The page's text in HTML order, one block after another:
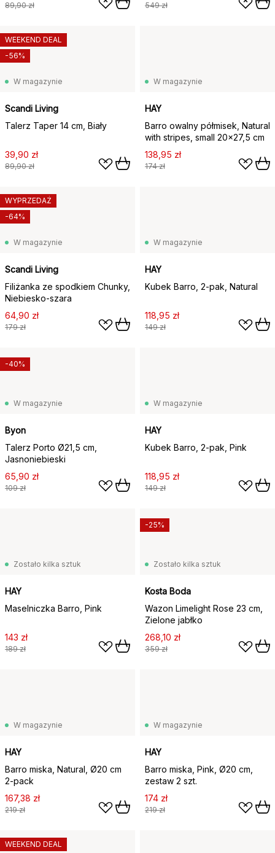
89,90 zł 549 zł
W magazynie
Scandi Living
Talerz Taper 14 cm, Biały
39,90 zł
89,90 zł
WEEKEND DEAL
-56%
W magazynie
HAY
Barro owalny półmisek, Natural
with stripes, small 20x27,5 cm
138,95 zł
174 zł
W magazynie
Scandi Living
Filiżanka ze spodkiem Chunky,
Niebiesko-szara
64,90 zł
179 zł
WYPRZEDAŻ
-64%
W magazynie
HAY
Kubek Barro, 2-pak, Natural
118,95 zł
149 zł
W magazynie
Byon
Talerz Porto Ø21,5 cm,
Jasnoniebieski
65,90 zł
109 zł
-40%
W magazynie
HAY
Kubek Barro, 2-pak, Pink
118,95 zł
149 zł
Zostało kilka sztuk
HAY
Maselniczka Barro, Pink
143 zł
189 zł
Zostało kilka sztuk
Kosta Boda
Wazon Limelight Rose 23 cm,
Zielone jabłko
268,10 zł
359 zł
-25%
W magazynie
HAY
Barro miska, Natural, Ø20 cm
2-pack
167,38 zł
219 zł
W magazynie
HAY
Barro miska, Pink, Ø20 cm,
zestaw 2 szt.
174 zł
219 zł
WEEKEND DEAL